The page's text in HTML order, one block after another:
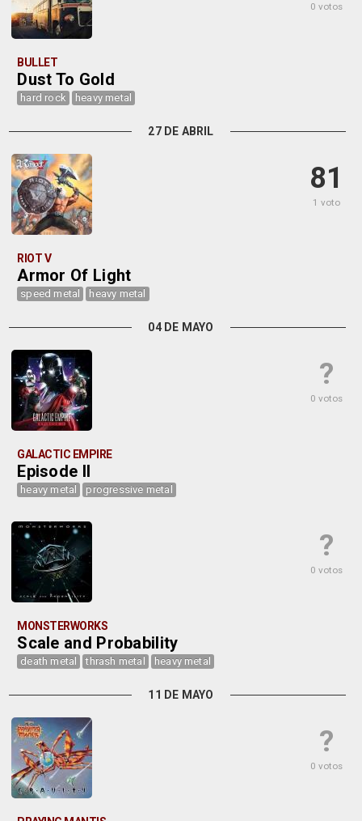
0 votos
BULLET
Dust To Gold
hard rock heavy metal
27 DE ABRIL
81
1 voto
RIOT V
Armor Of Light
speed metal heavy metal
04 DE MAYO
?
0 votos
GALACTIC EMPIRE
Episode II
heavy metal progressive metal
?
0 votos
MONSTERWORKS
Scale and Probability
death metal thrash metal heavy metal
11 DE MAYO
?
0 votos